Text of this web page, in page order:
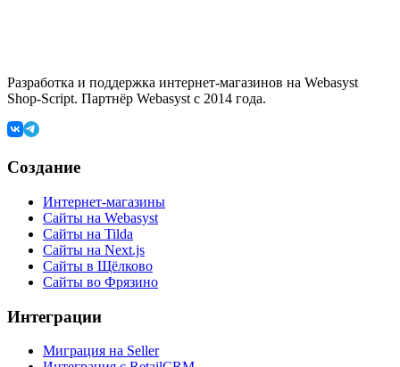
Разработка и поддержка интернет-магазинов на Webasyst
Shop-Script. Партнёр Webasyst с 2014 года.
Создание
Интернет-магазины
Сайты на Webasyst
Сайты на Tilda
Сайты на Next.js
Сайты в Щёлково
Сайты во Фрязино
Интеграции
Миграция на Seller